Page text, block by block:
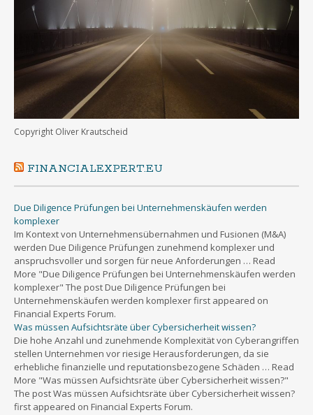
Copyright Oliver Krautscheid
FINANCIALEXPERT.EU
Due Diligence Prüfungen bei Unternehmenskäufen werden
komplexer
Im Kontext von Unternehmensübernahmen und Fusionen (M&A)
werden Due Diligence Prüfungen zunehmend komplexer und
anspruchsvoller und sorgen für neue Anforderungen … Read
More "Due Diligence Prüfungen bei Unternehmenskäufen werden
komplexer" The post Due Diligence Prüfungen bei
Unternehmenskäufen werden komplexer first appeared on
Financial Experts Forum.
Was müssen Aufsichtsräte über Cybersicherheit wissen?
Die hohe Anzahl und zunehmende Komplexität von Cyberangriffen
stellen Unternehmen vor riesige Herausforderungen, da sie
erhebliche finanzielle und reputationsbezogene Schäden … Read
More "Was müssen Aufsichtsräte über Cybersicherheit wissen?"
The post Was müssen Aufsichtsräte über Cybersicherheit wissen?
first appeared on Financial Experts Forum.